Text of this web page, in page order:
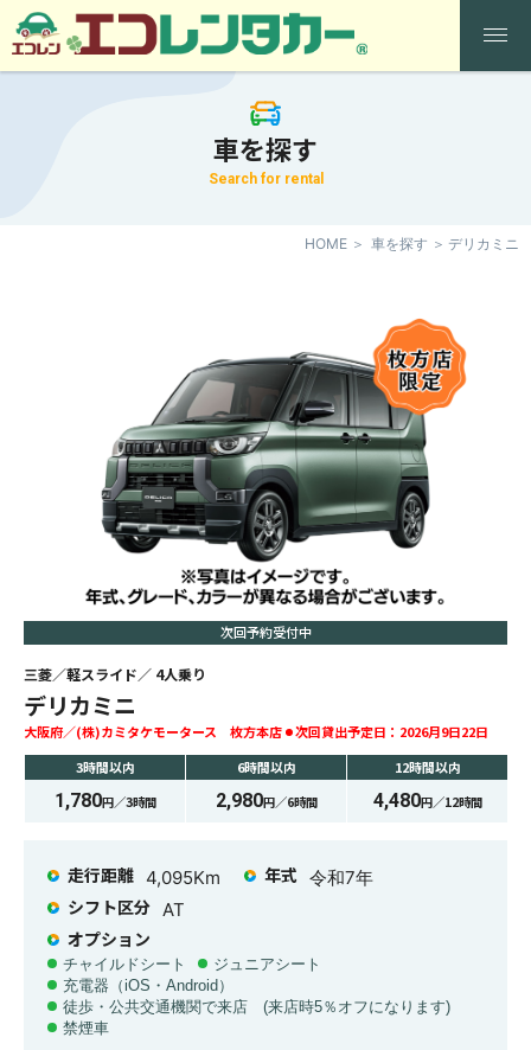
車を探す
Search for rental
HOME 車を探す デリカミニ
次回予約受付中
三菱 軽スライド 4人乗り
デリカミニ
大阪府 (株)カミタケモータース 枚方本店 次回貸出予定日： 2026月9日22日
3時間以内
1,780円／3時間
6時間以内
2,980円／6時間
12時間以内
4,480円／12時間
走行距離 4,095Km 年式 令和7年
シフト区分 AT
オプション
チャイルドシート
ジュニアシート
充電器（iOS・Android）
徒歩・公共交通機関で来店 (来店時5％オフになります)
禁煙車